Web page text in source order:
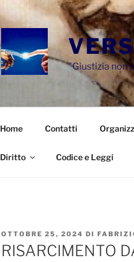
"Giustizia non
Home Contatti
Diritto Codice e Leggi
PUBBLICATO
IL
OTTOBRE 25, 2024 DI
RISARCIMENTO